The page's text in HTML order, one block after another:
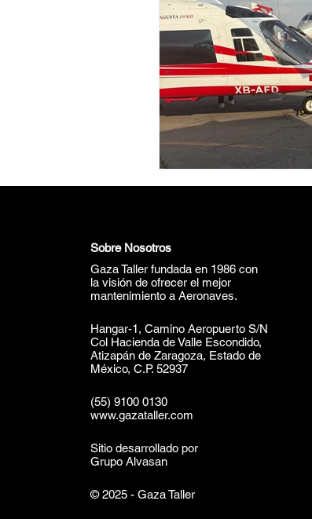
Sobre Nosotros
Gaza Taller fundada en 1986 con
la visión de ofrecer el mejor
mantenimiento a Aeronaves.
Hangar-1, Camino Aeropuerto S/N
Col Hacienda de Valle Escondido,
Atizapán de Zaragoza, Estado de
México, C.P. 52937
(55) 9100 0130
www.gazataller.com
Sitio desarrollado por
Grupo Alvasan
© 2025 - Gaza Taller